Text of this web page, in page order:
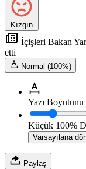
Kızgın
İçişleri Bakan
etti
Normal (100%)
Yazı Boyutunu
Küçük 100%
Varsayılana
Paylaş